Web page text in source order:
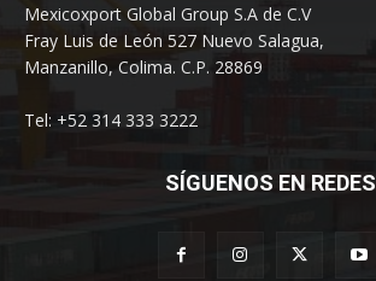
Mexicoxport Global Group S.A de C.V
Fray Luis de León 527 Nuevo Salagua,
Manzanillo, Colima. C.P. 28869
Tel: +52 314 333 3222
SÍGUENOS EN REDES